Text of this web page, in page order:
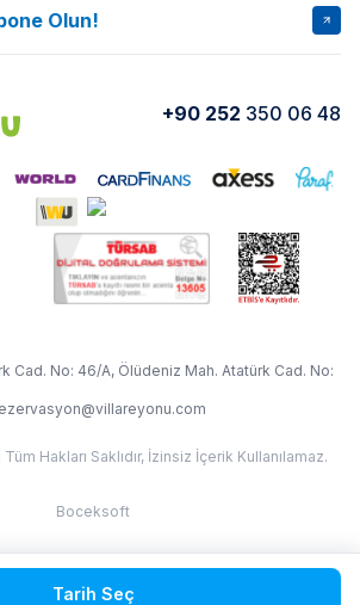
Banka Hesapları
Blog
Nasıl Kiralarım
VİLLA SLAY 1
VİLLA MERT
VILLA ADRIMA 1
VİLLA ZEYTİN DALI
VILLA ELMALI
Olun!
+90 252 350 06 48
Cad. No: 46/A, Ölüdeniz Mah. Atatürk Cad. No:
Hakları Saklıdır, İzinsiz İçerik Kullanılamaz.
Boceksoft
Fethiye Kas Kalkan 2
Tarih Seç